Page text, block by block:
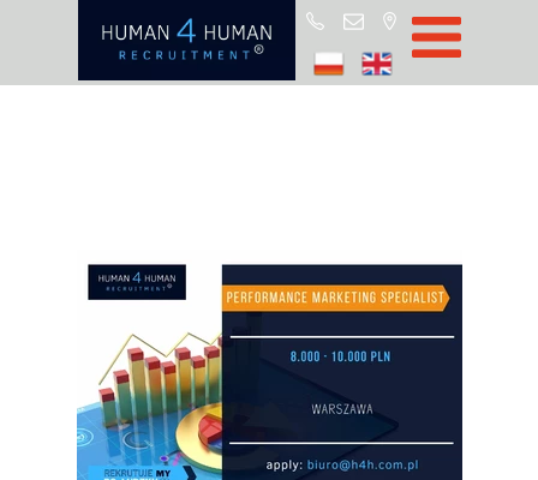
Start